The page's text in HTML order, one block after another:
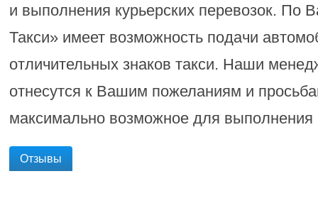
и выполнения курьерских перевозок. По
Такси» имеет возможность подачи
отличительных знаков такси. Наши
отнесутся к Вашим пожеланиям и
максимально возможное для выполнения
Отзывы